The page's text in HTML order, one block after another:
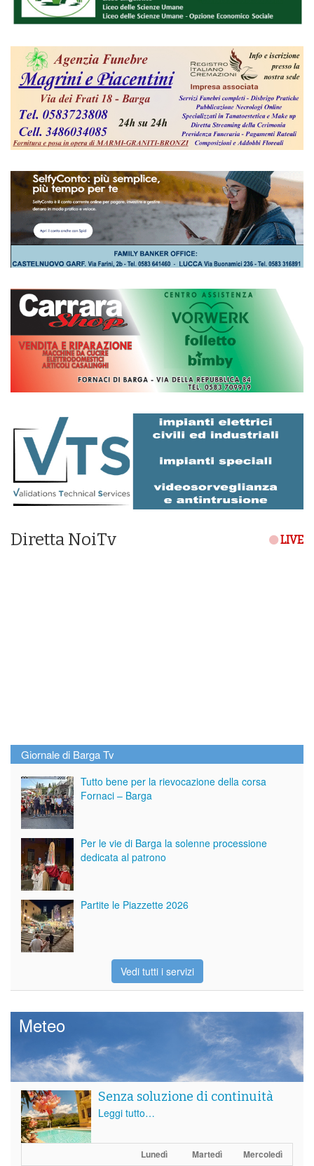
Diretta NoiTv LIVE
Giornale di Barga Tv
Tutto bene per la rievocazione della corsa
Fornaci – Barga
Per le vie di Barga la solenne processione
dedicata al patrono
Partite le Piazzette 2026
Vedi tutti i servizi
Meteo
Senza soluzione di continuità
Leggi tutto…
Lunedì Martedì Mercoledì